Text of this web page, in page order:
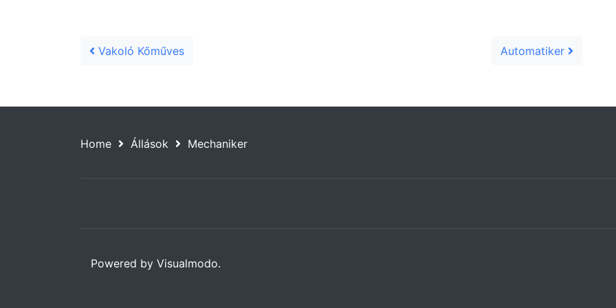
Vakoló Kőműves Automatiker
Home Állások Mechaniker
Powered by Visualmodo.